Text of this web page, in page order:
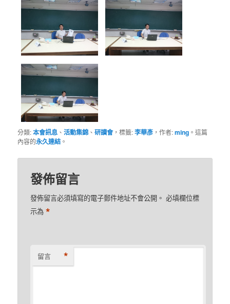
分類:本會訊息 、活動集錦 、研讀會，標籤:李華彥 ，作者:ming 。這篇
內容的永久連結。
發佈留言
發佈留言必須填寫的電子郵件地址不會公開。 必填欄位標
示為 *
留言 *